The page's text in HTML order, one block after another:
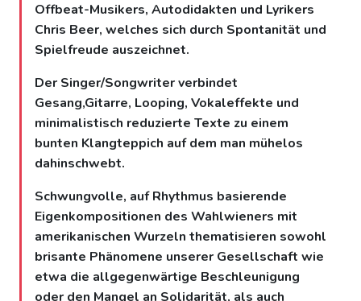
Offbeat-Musikers, Autodidakten und Lyrikers
Chris Beer, welches sich durch Spontanität und
Spielfreude auszeichnet.
Der Singer/Songwriter verbindet
Gesang,Gitarre, Looping, Vokaleffekte und
minimalistisch reduzierte Texte zu einem
bunten Klangteppich auf dem man mühelos
dahinschwebt.
Schwungvolle, auf Rhythmus basierende
Eigenkompositionen des Wahlwieners mit
amerikanischen Wurzeln thematisieren sowohl
brisante Phänomene unserer Gesellschaft wie
etwa die allgegenwärtige Beschleunigung
oder den Mangel an Solidarität, als auch